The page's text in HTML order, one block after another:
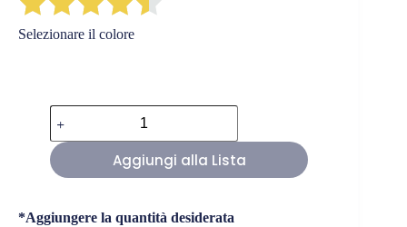
Selezionare il colore
Braccialetti
Riflettenti
Personalizzati
quantità
Aggiungi alla Lista
*Aggiungere la quantità desiderata